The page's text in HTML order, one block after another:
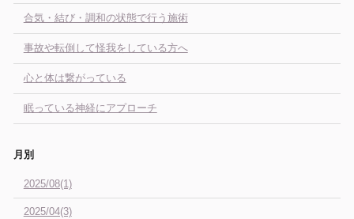
合気・結び・調和の状態で行う施術
事故や転倒して怪我をしている方へ
心と体は繋がっている
眠っている神経にアプローチ
月別
2025/08(1)
2025/04(3)